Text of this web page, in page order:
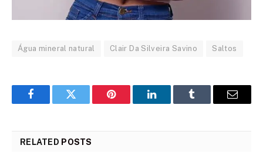
Água mineral natural Clair Da Silveira Savino Saltos
FacebookTwitter Pinterest LinkedInTumblr Email
RELATED POSTS